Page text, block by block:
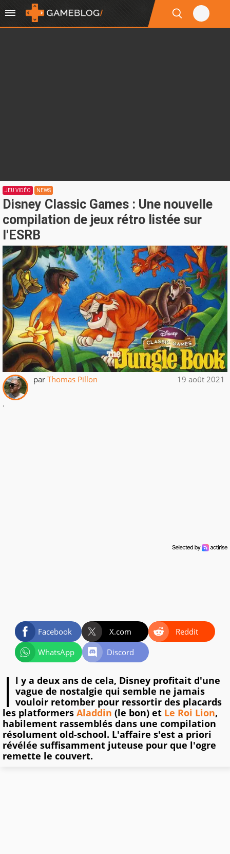
JEU VIDÉO NEWS
Disney Classic Games : Une nouvelle
compilation de jeux rétro listée sur
l'ESRB
par Thomas Pillon 19 août 2021
.
Facebook X.com
Reddit
WhatsApp
Discord
I l y a deux ans de cela, Disney profitait d'une
vague de nostalgie qui semble ne jamais
vouloir retomber pour ressortir des placards
les platformers Aladdin (le bon) et Le Roi Lion,
habilement rassemblés dans une compilation
résolument old-school. L'affaire s'est a priori
révélée suffisamment juteuse pour que l'ogre
remette le couvert.